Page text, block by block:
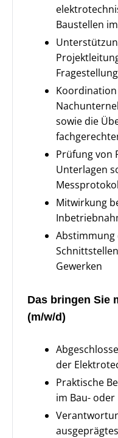
Baustellen
sowie die
Prüfung von
Unterlagen
Mitwirkung
Gewerken
Das bringen Sie
(m/w/d)
der
Praktische
im Bau-